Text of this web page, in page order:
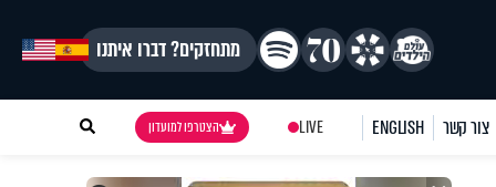
מתחזקים? דברו איתנו
צור קשר ENGLISH
LIVE הצטרפו למועדון